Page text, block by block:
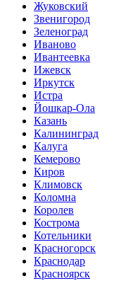
Жуковский
Звенигород
Зеленоград
Иваново
Ивантеевка
Ижевск
Иркутск
Истра
Йошкар-Ола
Казань
Калининград
Калуга
Кемерово
Киров
Климовск
Коломна
Королев
Кострома
Котельники
Красногорск
Краснодар
Красноярск